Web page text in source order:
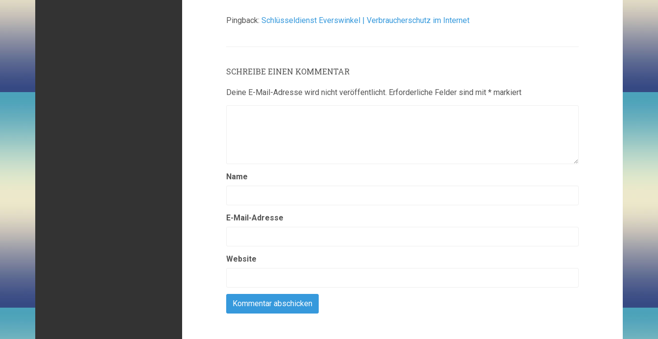
Pingback: Schlüsseldienst Everswinkel | Verbraucherschutz im Internet
SCHREIBE EINEN KOMMENTAR
Deine E-Mail-Adresse wird nicht veröffentlicht. Erforderliche Felder sind mit * markiert
Name
E-Mail-Adresse
Website